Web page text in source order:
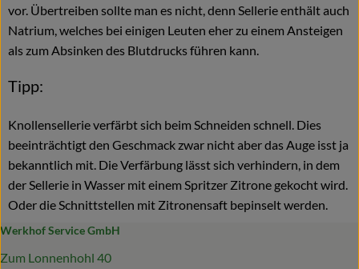
vor. Übertreiben sollte man es nicht, denn Sellerie enthält auch
Natrium, welches bei einigen Leuten eher zu einem Ansteigen
als zum Absinken des Blutdrucks führen kann.
Tipp:
Knollensellerie verfärbt sich beim Schneiden schnell. Dies
beeinträchtigt den Geschmack zwar nicht aber das Auge isst ja
bekanntlich mit. Die Verfärbung lässt sich verhindern, in dem
der Sellerie in Wasser mit einem Spritzer Zitrone gekocht wird.
Oder die Schnittstellen mit Zitronensaft bepinselt werden.
Werkhof Service GmbH
Zum Lonnenhohl 40